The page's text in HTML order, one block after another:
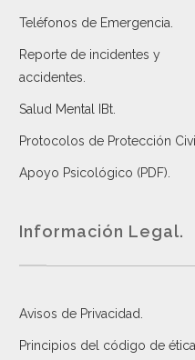
Teléfonos de Emergencia.
Reporte de incidentes y
accidentes
Salud Mental IBt
Protocolos de Protección Civil
Apoyo Psicológico (PDF)
Información Legal.
Avisos de Privacidad
Principios del código de